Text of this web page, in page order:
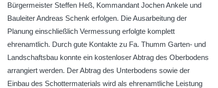
Bürgermeister Steffen Heß, Kommandant Jochen Ankele und
Bauleiter Andreas Schenk erfolgen. Die Ausarbeitung der
Planung einschließlich Vermessung erfolgte komplett
ehrenamtlich. Durch gute Kontakte zu Fa. Thumm Garten- und
Landschaftsbau konnte ein kostenloser Abtrag des Oberbodens
arrangiert werden. Der Abtrag des Unterbodens sowie der
Einbau des Schottermaterials wird als ehrenamtliche Leistung